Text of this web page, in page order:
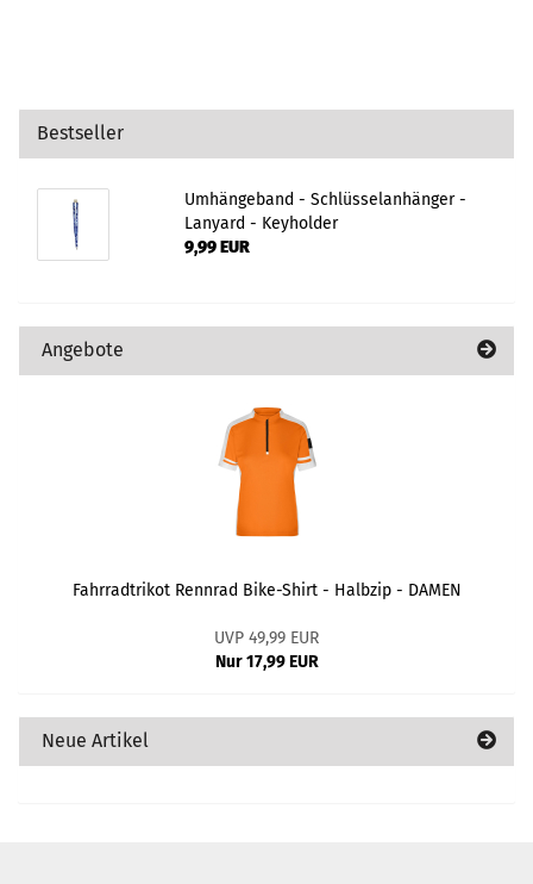
Bestseller
Umhängeband - Schlüsselanhänger -
Lanyard - Keyholder
9,99 EUR
Angebote
Fahrradtrikot Rennrad Bike-Shirt - Halbzip - DAMEN
UVP 49,99 EUR
Nur 17,99 EUR
Neue Artikel